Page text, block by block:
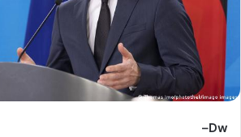
إ
ل
ك
ت
Dw
–